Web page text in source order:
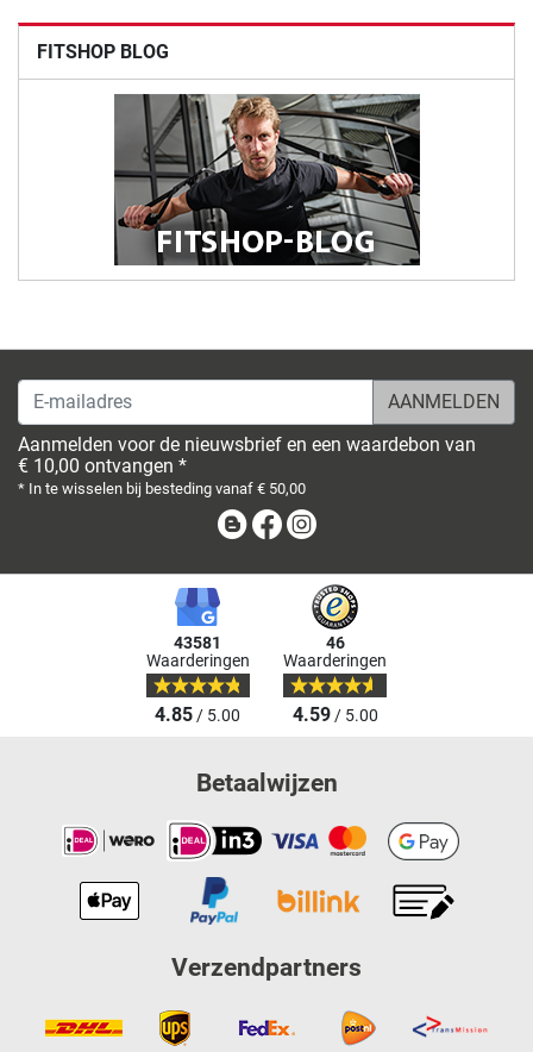
FITSHOP BLOG
E-mailadres
Aanmelden voor de nieuwsbrief en een waardebon van
€ 10,00 ontvangen *
* In te wisselen bij besteding vanaf € 50,00
BlogFacebook
43581
Waarderingen
4.85/ 5.00
46
Waarderingen
4.59/ 5.00
Betaalwijzen
Verzendpartners